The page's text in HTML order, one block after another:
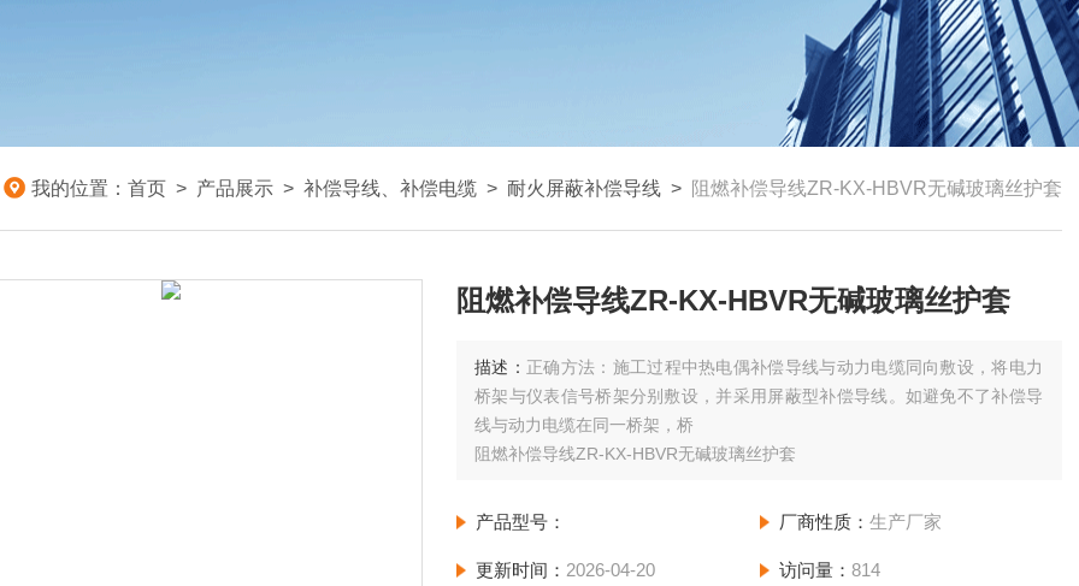
我的位置： 首页 > 产品展示 > 补偿导线、补偿电缆 > 耐火屏蔽补偿导线 > 阻燃补偿导线ZR-KX-HBVR无碱玻璃丝护套
阻燃补偿导线ZR-KX-HBVR无碱玻璃丝护套
描述： 正确方法：施工过程中热电偶补偿导线与动力电缆同向敷设，将电力
桥架与仪表信号桥架分别敷设，并采用屏蔽型补偿导线。如避免不了补偿导
线与动力电缆在同一桥架，桥
阻燃补偿导线ZR-KX-HBVR无碱玻璃丝护套
产品型号： 厂商性质： 生产厂家
更新时间： 2026-04-20 访问量： 814